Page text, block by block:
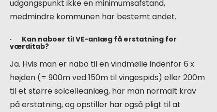
udgangspunkt ikke en minimumsafstand,
medmindre kommunen har bestemt andet.
· Kan naboer til VE-anlæg få erstatning for
værditab?
Ja. Hvis man er nabo til en vindmølle indenfor 6 x
højden (= 900m ved 150m til vingespids) eller 200m
til et større solcelleanlæg, har man normalt krav
på erstatning, og opstiller har også pligt til at